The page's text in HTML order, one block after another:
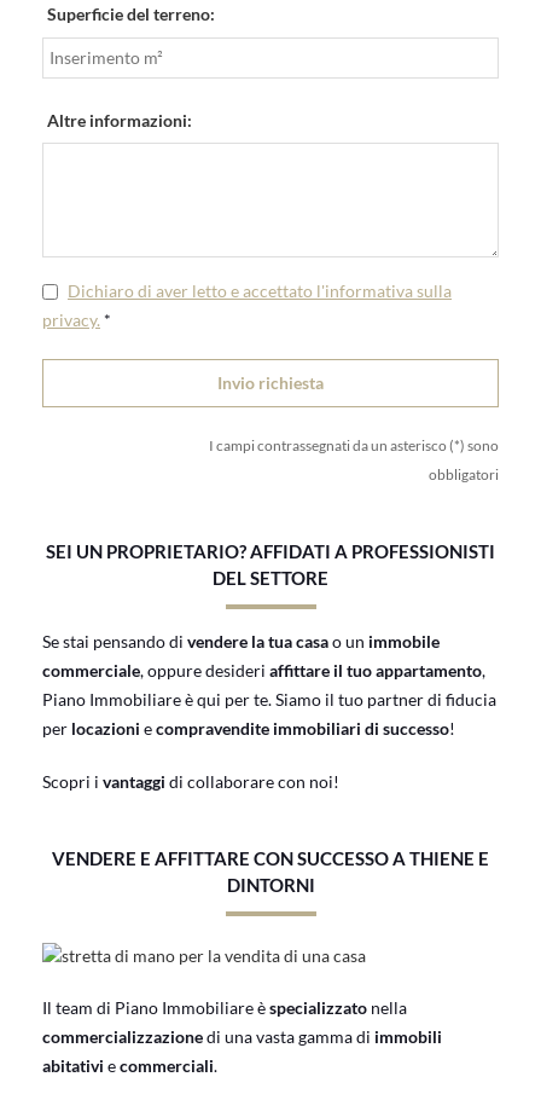
Superficie del terreno:
Altre informazioni:
Dichiaro di aver letto e accettato l'informativa sulla
privacy. *
I campi contrassegnati da un asterisco (*) sono
obbligatori
SEI UN PROPRIETARIO? AFFIDATI A PROFESSIONISTI
DEL SETTORE
Se stai pensando di vendere la tua casao un immobile
commerciale, oppure desideri affittare il tuo appartamento,
Piano Immobiliare è qui per te. Siamo il tuo partner di fiducia
per locazioni ecompravendite immobiliari di successo!
Scopri i vantaggi di collaborare con noi!
VENDERE E AFFITTARE CON SUCCESSO A THIENE E
DINTORNI
Il team di Piano Immobiliare èspecializzato nella
commercializzazionedi una vasta gamma di immobili
abitativi ecommerciali.